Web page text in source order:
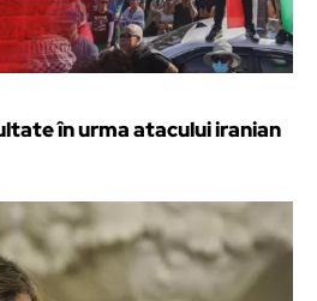
în urma atacului iranian